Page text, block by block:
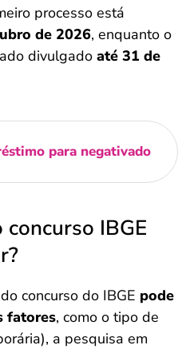
processo está
de 2026, enquanto o
divulgado até 31 de
para negativado
IBGE
concurso do IBGE pode
fatores, como o tipo de
a pesquisa em